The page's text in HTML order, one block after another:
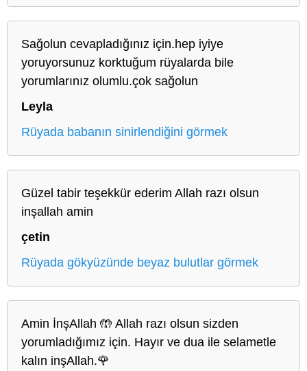
Sağolun cevapladığınız için.hep iyiye
yoruyorsunuz korktuğum rüyalarda bile
yorumlarınız olumlu.çok sağolun
Leyla
Rüyada babanın sinirlendiğini görmek
Güzel tabir teşekkür ederim Allah razı olsun
inşallah amin
çetin
Rüyada gökyüzünde beyaz bulutlar görmek
Amin İnşAllah 🤲 Allah razı olsun sizden
yorumladığımız için. Hayır ve dua ile selametle
kalın inşAllah.🌹